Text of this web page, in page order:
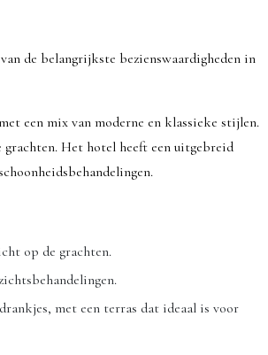
de belangrijkste bezienswaardigheden in
een mix van moderne en klassieke stijlen.
Het hotel heeft een uitgebreid
op de grachten.
met een terras dat ideaal is voor